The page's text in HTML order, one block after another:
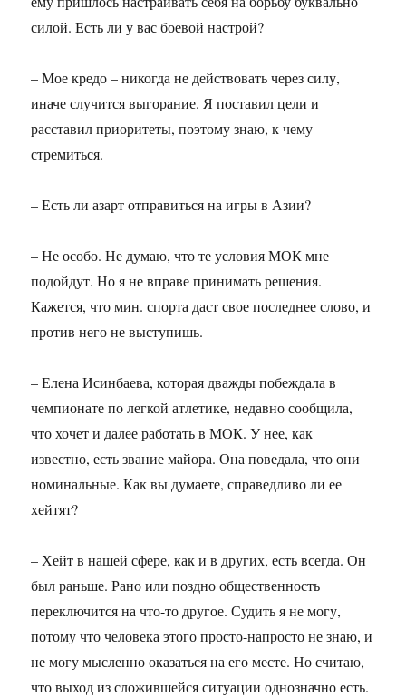
силой. Есть ли у вас боевой настрой?
– Мое кредо – никогда не действовать через силу,
иначе случится выгорание. Я поставил цели и
расставил приоритеты, поэтому знаю, к чему
стремиться.
– Есть ли азарт отправиться на игры в Азии?
– Не особо. Не думаю, что те условия МОК мне
подойдут. Но я не вправе принимать решения.
Кажется, что мин. спорта даст свое последнее слово, и
против него не выступишь.
– Елена Исинбаева, которая дважды побеждала в
чемпионате по легкой атлетике, недавно сообщила,
что хочет и далее работать в МОК. У нее, как
известно, есть звание майора. Она поведала, что они
номинальные. Как вы думаете, справедливо ли ее
хейтят?
– Хейт в нашей сфере, как и в других, есть всегда. Он
был раньше. Рано или поздно общественность
переключится на что-то другое. Судить я не могу,
потому что человека этого просто-напросто не знаю, и
не могу мысленно оказаться на его месте. Но считаю,
что выход из сложившейся ситуации однозначно есть.